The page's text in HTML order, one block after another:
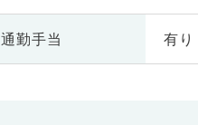
通勤手当 有り